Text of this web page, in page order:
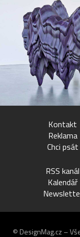
Kontakt
Reklama
Chci psát
RSS kanál
Kalendář
© DesignMag.cz –